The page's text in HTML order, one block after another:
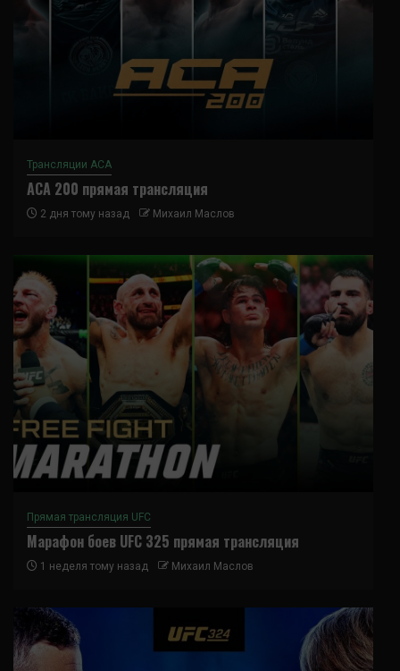
Трансляции ACA
ACA 200 прямая трансляция
2 дня тому назад Михаил Маслов
Прямая трансляция UFC
Марафон боев UFC 325 прямая трансляция
1 неделя тому назад Михаил Маслов